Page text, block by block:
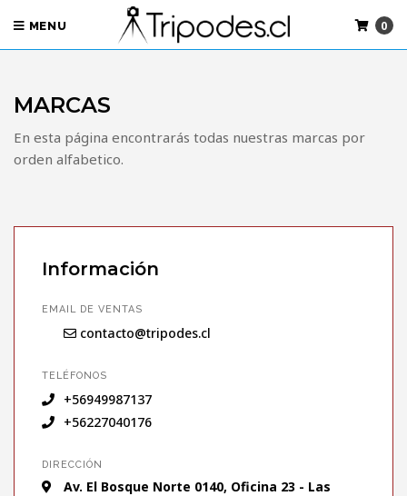
MENU 0
MARCAS
En esta página encontrarás todas nuestras marcas por
orden alfabetico.
Información
EMAIL DE VENTAS
contacto@tripodes.cl
TELÉFONOS
+56949987137
+56227040176
DIRECCIÓN
Av. El Bosque Norte 0140, Oficina 23 - Las